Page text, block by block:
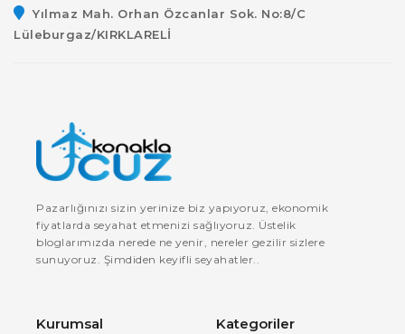
Yılmaz Mah. Orhan Özcanlar Sok. No:8/C
Lüleburgaz/KIRKLARELİ
Pazarlığınızı sizin yerinize biz yapıyoruz, ekonomik
fiyatlarda seyahat etmenizi sağlıyoruz. Üstelik
bloglarımızda nerede ne yenir, nereler gezilir sizlere
sunuyoruz. Şimdiden keyifli seyahatler..
Kurumsal Kategoriler